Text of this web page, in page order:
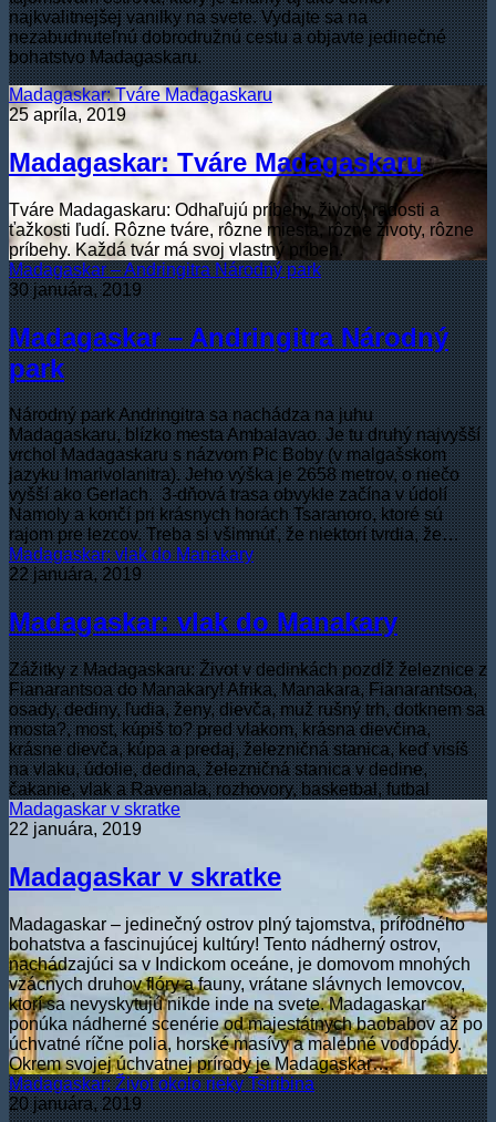
najkvalitnejšej vanilky na svete. Vydajte sa na
nezabudnuteľnú dobrodružnú cestu a objavte jedinečné
bohatstvo Madagaskaru.
Madagaskar: Tváre Madagaskaru
25 apríla, 2019
Madagaskar: Tváre Madagaskaru
Tváre Madagaskaru: Odhaľujú príbehy, životy, radosti a
ťažkosti ľudí. Rôzne tváre, rôzne miesta, rôzne životy, rôzne
príbehy. Každá tvár má svoj vlastný príbeh.
Madagaskar – Andringitra Národný park
30 januára, 2019
Madagaskar – Andringitra Národný
park
Národný park Andringitra sa nachádza na juhu
Madagaskaru, blízko mesta Ambalavao. Je tu druhý najvyšší
vrchol Madagaskaru s názvom Pic Boby (v malgašskom
jazyku Imarivolanitra). Jeho výška je 2658 metrov, o niečo
vyšší ako Gerlach. 3-dňová trasa obvykle začína v údolí
Namoly a končí pri krásnych horách Tsaranoro, ktoré sú
rajom pre lezcov. Treba si všimnúť, že niektorí tvrdia, že…
Madagaskar: vlak do Manakary
22 januára, 2019
Madagaskar: vlak do Manakary
Zážitky z Madagaskaru: Život v dedinkách pozdĺž železnice z
Fianarantsoa do Manakary! Afrika, Manakara, Fianarantsoa,
osady, dediny, ľudia, ženy, dievča, muž rušný trh, dotknem sa
mosta?, most, kúpiš to? pred vlakom, krásna dievčina,
krásne dievča, kúpa a predaj, železničná stanica, keď visíš
na vlaku, údolie, dedina, železničná stanica v dedine,
čakanie, vlak a Ravenala, rozhovory, basketbal, futbal
Madagaskar v skratke
22 januára, 2019
Madagaskar v skratke
Madagaskar – jedinečný ostrov plný tajomstva, prírodného
bohatstva a fascinujúcej kultúry! Tento nádherný ostrov,
nachádzajúci sa v Indickom oceáne, je domovom mnohých
vzácnych druhov flóry a fauny, vrátane slávnych lemovcov,
ktorí sa nevyskytujú nikde inde na svete. Madagaskar
ponúka nádherné scenérie od majestátnych baobabov až po
úchvatné ríčne polia, horské masívy a malebné vodopády.
Okrem svojej úchvatnej prírody je Madagaskar…
Madagaskar: Život okolo rieky Tsiribina
20 januára, 2019